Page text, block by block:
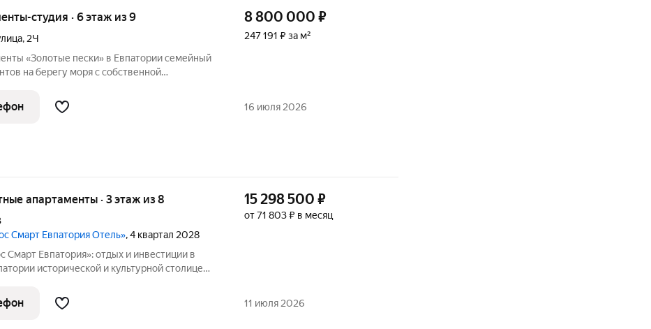
студия · 6 этаж из 9
, 2Ч
«Золотые пески» в Евпатории семейный
на берегу моря с собственной
вид на море из окон апартаментов, мягкий
8 800 000 ₽
247 191 ₽ за м²
16 июля 2026
апартаменты · 3 этаж из 8
Смарт Евпатория Отель», 4 квартал 2028
Смарт Евпатория»: отдых и инвестиции в
столице
в Крыму отель под управлением
15 298 500 ₽
от 71 803 ₽ в месяц
11 июля 2026